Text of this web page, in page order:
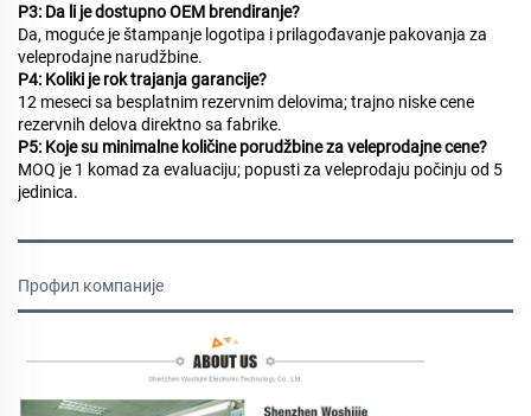
P3: Da li je dostupno OEM brendiranje?
Da, moguće je štampanje logotipa i prilagođavanje pakovanja za
veleprodajne narudžbine.
P4: Koliki je rok trajanja garancije?
12 meseci sa besplatnim rezervnim delovima; trajno niske cene
rezervnih delova direktno sa fabrike.
P5: Koje su minimalne količine porudžbine za veleprodajne cene?
MOQ je 1 komad za evaluaciju; popusti za veleprodaju počinju od 5
jedinica.
Профил компаније